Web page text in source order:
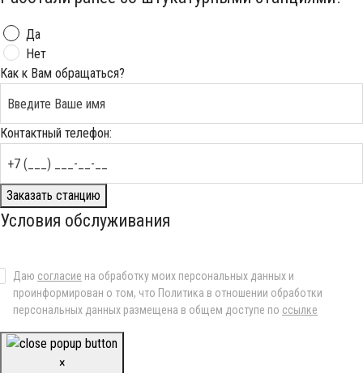
Да
Нет
Как к Вам обращаться?
Контактный телефон:
Заказать станцию
Условия обслуживания
Даю согласие на обработку моих персональных данных и
проинформирован о том, что Политика в отношении обработки
персональных данных размещена в общем доступе по ссылке
×